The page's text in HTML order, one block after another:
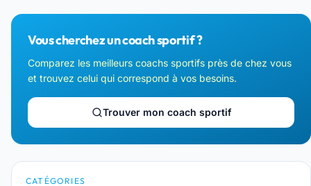
Vous cherchez un coach sportif ?
Comparez les meilleurs coachs sportifs près de chez vous
et trouvez celui qui correspond à vos besoins.
Trouver mon coach sportif
CATÉGORIES